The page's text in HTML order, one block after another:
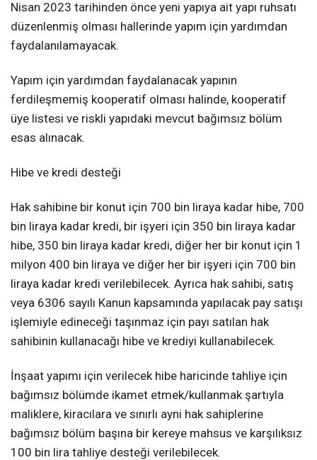
Nisan 2023 tarihinden önce yeni yapıya ait yapı ruhsatı
düzenlenmiş olması hallerinde yapım için yardımdan
faydalanılamayacak.
Yapım için yardımdan faydalanacak yapının
ferdileşmemiş kooperatif olması halinde, kooperatif
üye listesi ve riskli yapıdaki mevcut bağımsız bölüm
esas alınacak.
Hibe ve kredi desteği
Hak sahibine bir konut için 700 bin liraya kadar hibe, 700
bin liraya kadar kredi, bir işyeri için 350 bin liraya kadar
hibe, 350 bin liraya kadar kredi, diğer her bir konut için 1
milyon 400 bin liraya ve diğer her bir işyeri için 700 bin
liraya kadar kredi verilebilecek. Ayrıca hak sahibi, satış
veya 6306 sayılı Kanun kapsamında yapılacak pay satışı
işlemiyle edineceği taşınmaz için payı satılan hak
sahibinin kullanacağı hibe ve krediyi kullanabilecek.
İnşaat yapımı için verilecek hibe haricinde tahliye için
bağımsız bölümde ikamet etmek/kullanmak şartıyla
maliklere, kiracılara ve sınırlı ayni hak sahiplerine
bağımsız bölüm başına bir kereye mahsus ve karşılıksız
100 bin lira tahliye desteği verilebilecek.